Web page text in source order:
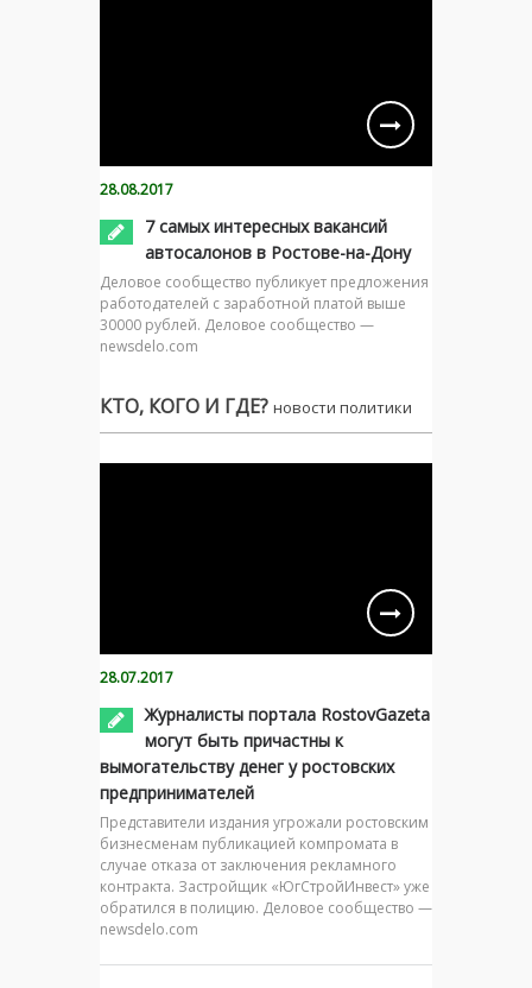
28.08.2017
7 самых интересных вакансий
автосалонов в Ростове-на-Дону
Деловое сообщество публикует предложения
работодателей с заработной платой выше
30000 рублей. Деловое сообщество —
newsdelo.com
КТО, КОГО И ГДЕ? новости политики
28.07.2017
Журналисты портала RostovGazeta
могут быть причастны к
вымогательству денег у ростовских
предпринимателей
Представители издания угрожали ростовским
бизнесменам публикацией компромата в
случае отказа от заключения рекламного
контракта. Застройщик «ЮгСтройИнвест» уже
обратился в полицию. Деловое сообщество —
newsdelo.com